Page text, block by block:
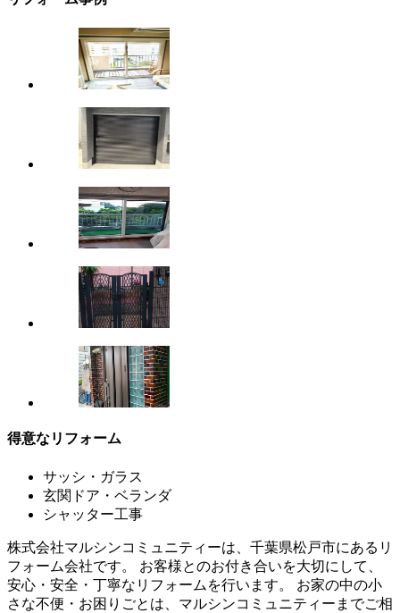
得意なリフォーム
サッシ・ガラス
玄関ドア・ベランダ
シャッター工事
株式会社マルシンコミュニティーは、千葉県松戸市にあるリ
フォーム会社です。 お客様とのお付き合いを大切にして、
安心・安全・丁寧なリフォームを行います。 お家の中の小
さな不便・お困りごとは、マルシンコミュニティーまでご相